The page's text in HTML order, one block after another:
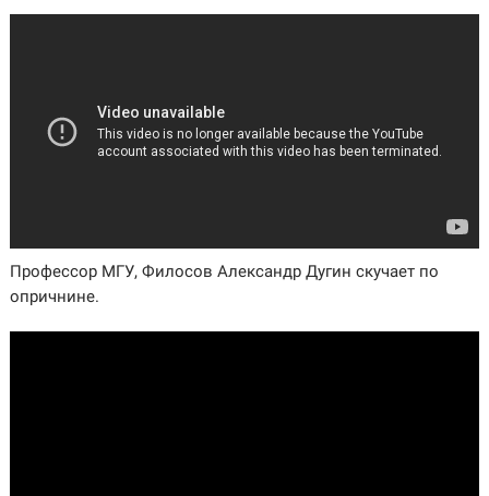
Профессор МГУ, Филосов Александр Дугин скучает по
опричнине.